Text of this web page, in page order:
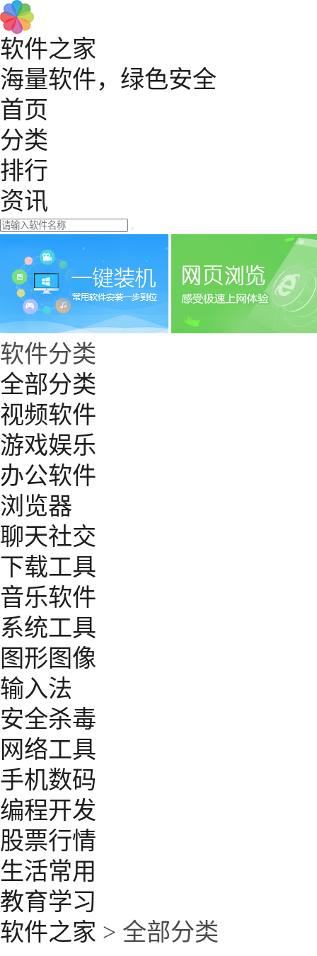
软件之家
海量软件，绿色安全
首页
分类
排行
资讯
软件分类
全部分类
视频软件
游戏娱乐
办公软件
浏览器
聊天社交
下载工具
音乐软件
系统工具
图形图像
输入法
安全杀毒
网络工具
手机数码
编程开发
股票行情
生活常用
教育学习
软件之家 > 全部分类